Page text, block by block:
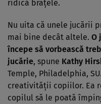
ridică braţele.
Nu uita că unele jucării
mai bine decât altele. O
începe să vorbească
jucărie, spune Kathy
Temple, Philadelphia,
creativităţii copiilor. Ea
copilul să le poată